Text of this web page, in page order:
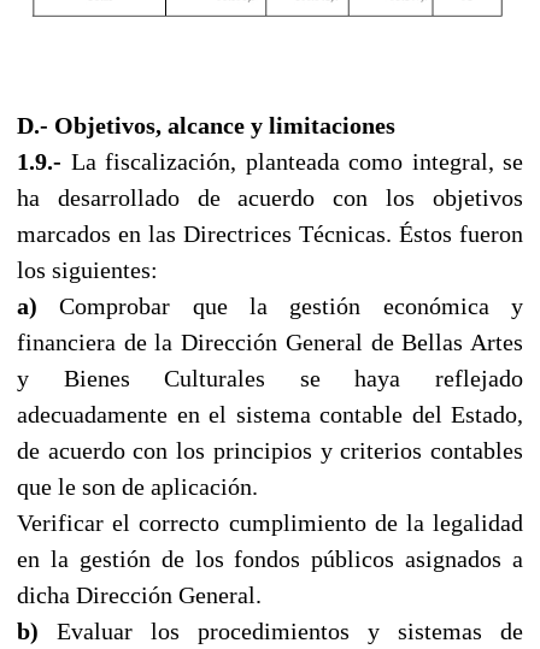
D.- Objetivos, alcance y limitaciones
1.9.- La fiscalización, planteada como integral, se
ha desarrollado de acuerdo con los objetivos
marcados en las Directrices Técnicas. Éstos fueron
los siguientes:
a)Comprobar que la gestión económica y
financiera de la Dirección General de Bellas Artes
y Bienes Culturales se haya reflejado
adecuadamente en el sistema contable del Estado,
de acuerdo con los principios y criterios contables
que le son de aplicación.
Verificar el correcto cumplimiento de la legalidad
en la gestión de los fondos públicos asignados a
dicha Dirección General.
b) Evaluar los procedimientos y sistemas de